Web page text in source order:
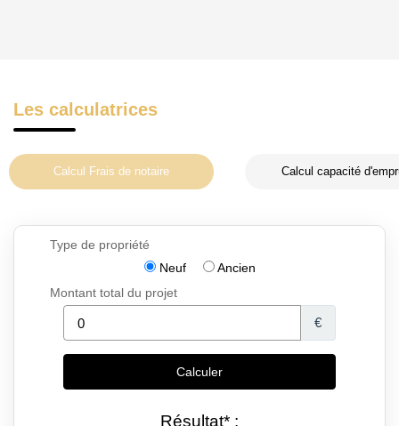
Les calculatrices
Calcul Frais de notaire Calcul capacité